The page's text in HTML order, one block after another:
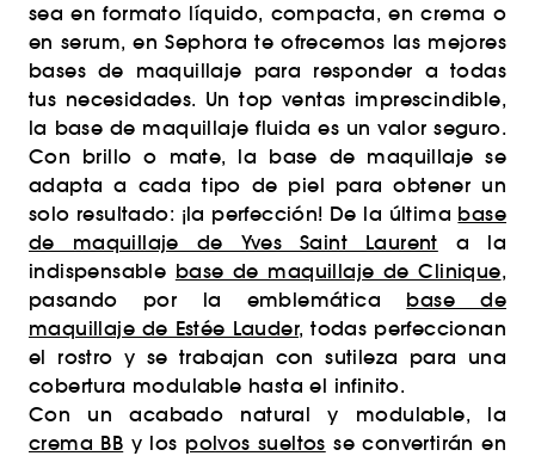
sea en formato líquido, compacta, en crema o
en serum, en Sephora te ofrecemos las mejores
bases de maquillaje para responder a todas
tus necesidades. Un top ventas imprescindible,
la base de maquillaje fluida es un valor seguro.
Con brillo o mate, la base de maquillaje se
adapta a cada tipo de piel para obtener un
solo resultado: ¡la perfección! De la última base
de maquillaje de Yves Saint Laurent a la
indispensable base de maquillaje de Clinique,
pasando por la emblemática base de
maquillaje de Estée Lauder, todas perfeccionan
el rostro y se trabajan con sutileza para una
cobertura modulable hasta el infinito.
Con un acabado natural y modulable, la
crema BB y los polvos sueltos se convertirán en